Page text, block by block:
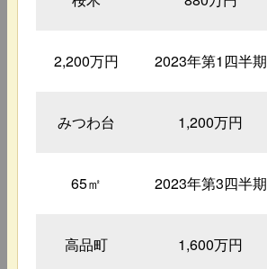
2,200万円 2023年第1四半期
みつわ台 1,200万円
65㎡ 2023年第3四半期
高品町 1,600万円